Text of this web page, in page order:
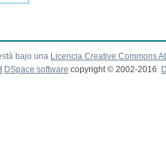
bajo una Licencia Creative Commons
DSpace software copyright © 2002-2016